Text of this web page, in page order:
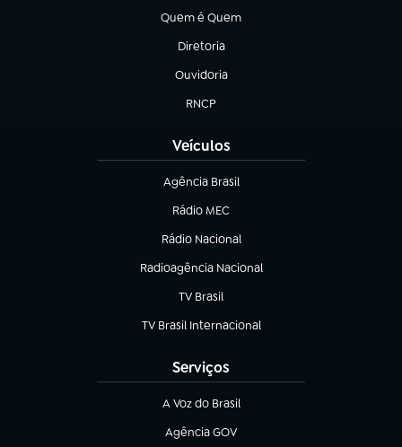
Quem é Quem
(abre em nova aba)
Diretoria
(abre em nova aba)
Ouvidoria
(abre em nova aba)
RNCP
(abre em nova aba)
Veículos
Agência Brasil
(abre em nova aba)
Rádio MEC
(abre em nova aba)
Rádio Nacional
Radioagência Nacional
(abre em nova aba)
TV Brasil
(abre em nova aba)
TV Brasil Internacional
(abre em nova aba)
Serviços
A Voz do Brasil
(abre em nova aba)
Agência GOV
(abre em nova aba)